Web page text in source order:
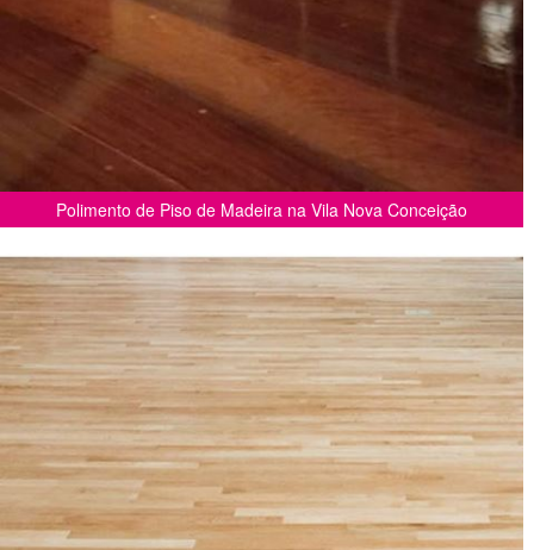
Polimento de Piso de Madeira na Vila Nova Conceição